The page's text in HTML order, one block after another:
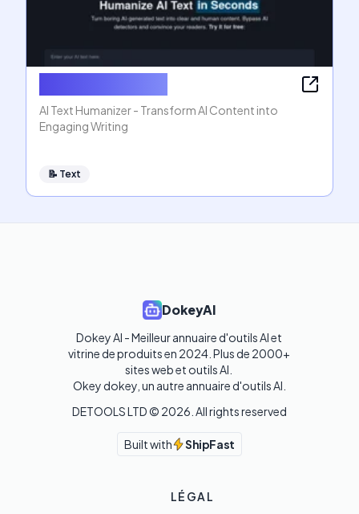
AI Text Humanizer - Transform AI Content into
Engaging Writing
📝 Text
DokeyAI
Dokey AI - Meilleur annuaire d'outils AI et
vitrine de produits en 2024. Plus de 2000+
sites web et outils AI.
Okey dokey, un autre annuaire d'outils AI.
DETOOLS LTD © 2026 . All rights reserved
Built with ShipFast
LÉGAL